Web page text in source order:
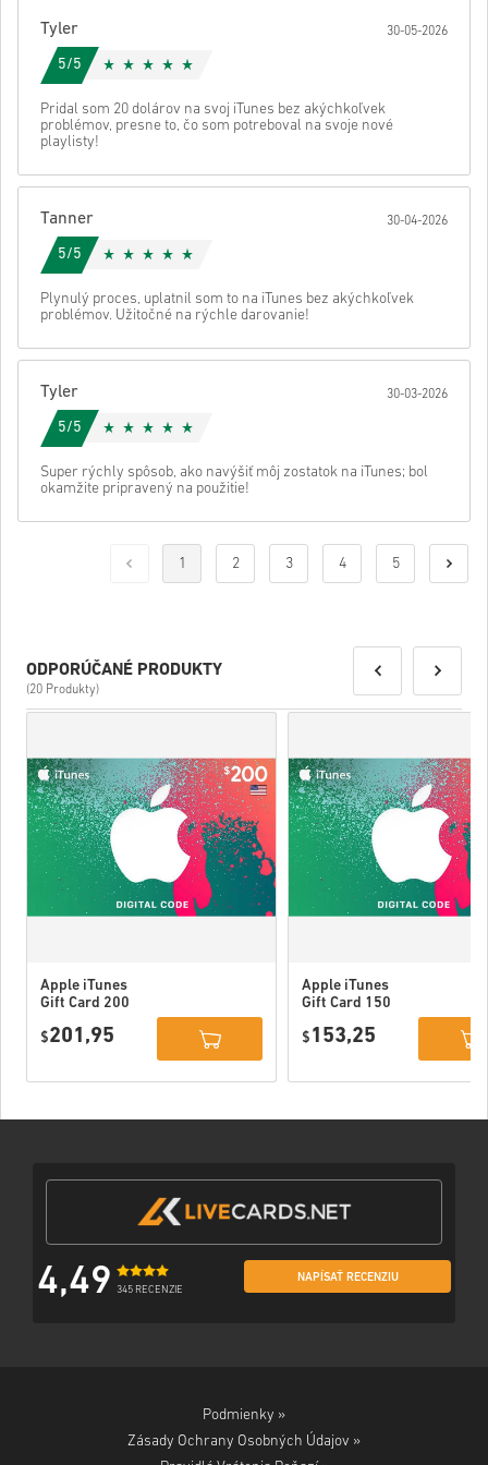
Tyler 30-05-2026
5/5
Pridal som 20 dolárov na svoj iTunes bez akýchkoľvek
problémov, presne to, čo som potreboval na svoje nové
playlisty!
Tanner 30-04-2026
5/5
Plynulý proces, uplatnil som to na iTunes bez akýchkoľvek
problémov. Užitočné na rýchle darovanie!
Tyler 30-03-2026
5/5
Super rýchly spôsob, ako navýšiť môj zostatok na iTunes; bol
okamžite pripravený na použitie!
1 2 3 4 5
ODPORÚČANÉ PRODUKTY
(20 Produkty)
Apple iTunes
Gift Card 200
$201,95
Apple iTunes
Gift Card 150
$ 153,25
4,49 345 RECENZIE
NAPÍSAŤ RECENZIU
Podmienky »
Zásady Ochrany Osobných Údajov »